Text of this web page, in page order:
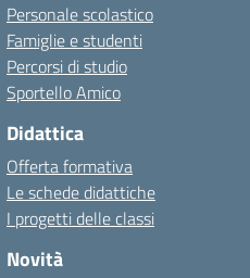
Personale scolastico
Famiglie e studenti
Percorsi di studio
Sportello Amico
Didattica
Offerta formativa
Le schede didattiche
I progetti delle classi
Novità